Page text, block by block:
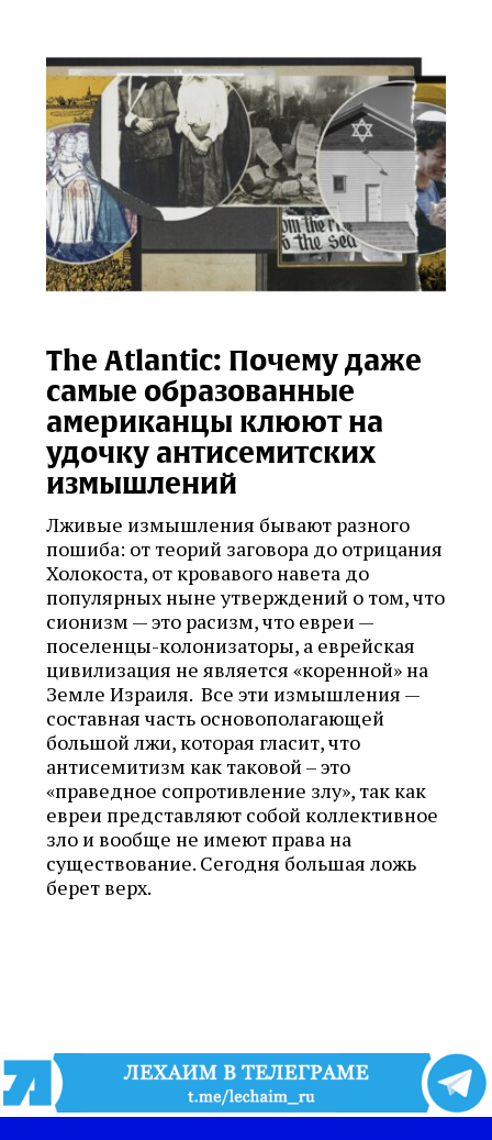
The Atlantic: Почему даже
самые образованные
американцы клюют на
удочку антисемитских
измышлений
Лживые измышления бывают разного
пошиба: от теорий заговора до отрицания
Холокоста, от кровавого навета до
популярных ныне утверждений о том, что
сионизм — это расизм, что евреи —
поселенцы-колонизаторы, а еврейская
цивилизация не является «коренной» на
Земле Израиля. Все эти измышления —
составная часть основополагающей
большой лжи, которая гласит, что
антисемитизм как таковой – это
«праведное сопротивление злу», так как
евреи представляют собой коллективное
зло и вообще не имеют права на
существование. Сегодня большая ложь
берет верх.